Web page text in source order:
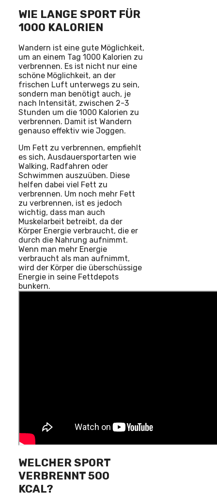
WIE LANGE SPORT FÜR
1000 KALORIEN
Wandern ist eine gute Möglichkeit,
um an einem Tag 1000 Kalorien zu
verbrennen. Es ist nicht nur eine
schöne Möglichkeit, an der
frischen Luft unterwegs zu sein,
sondern man benötigt auch, je
nach Intensität, zwischen 2-3
Stunden um die 1000 Kalorien zu
verbrennen. Damit ist Wandern
genauso effektiv wie Joggen.
Um Fett zu verbrennen, empfiehlt
es sich, Ausdauersportarten wie
Walking, Radfahren oder
Schwimmen auszuüben. Diese
helfen dabei viel Fett zu
verbrennen. Um noch mehr Fett
zu verbrennen, ist es jedoch
wichtig, dass man auch
Muskelarbeit betreibt, da der
Körper Energie verbraucht, die er
durch die Nahrung aufnimmt.
Wenn man mehr Energie
verbraucht als man aufnimmt,
wird der Körper die überschüssige
Energie in seine Fettdepots
bunkern.
WELCHER SPORT
VERBRENNT 500
KCAL?